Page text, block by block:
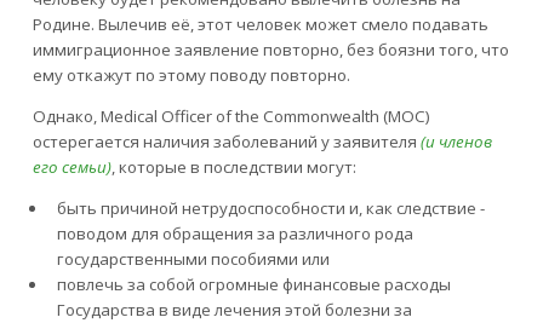
Родине. Вылечив её, этот человек может смело подавать
иммиграционное заявление повторно, без боязни того, что
ему откажут по этому поводу повторно.
Однако, Medical Officer of the Commonwealth (MOC)
остерегается наличия заболеваний у заявителя (и членов
его семьи), которые в последствии могут:
быть причиной нетрудоспособности и, как следствие -
поводом для обращения за различного рода
государственными пособиями или
повлечь за собой огромные финансовые расходы
Государства в виде лечения этой болезни за